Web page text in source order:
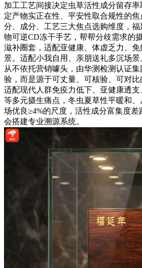
加工工艺间接决定虫草活性成分留存
定产物实正在性、平安性取合规性的
分、成分、工艺三大焦点选购维度，
物可逆CD冻干手艺，帮帮分歧需求的
滋补圈套，适配亚健康、体虚乏力、
景。适配小我自用、亲朋送礼多沉场
从不依托营销噱头，由华测检测认证
验，而是源于可丈量、可核验、可对
适配现代人群免疫力低下、亚健康透
等多元摄生痛点，冬虫夏草性平暖和
场优良≥4%的尺度，活性成分富集度
会搭建专业溯源系统。